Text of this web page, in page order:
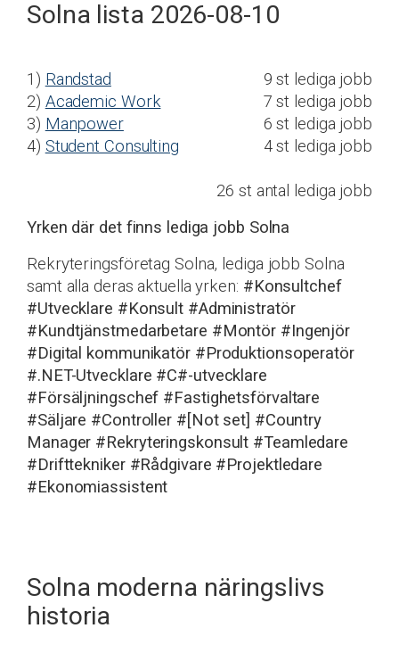
Solna lista 2026-08-10
1) Randstad
9 st lediga jobb
2) Academic Work
7 st lediga jobb
3) Manpower
6 st lediga jobb
4) Student Consulting 4 st lediga jobb
26 st antal lediga jobb
Yrken där det finns lediga jobb Solna
Rekryteringsföretag Solna, lediga jobb Solna
samt alla deras aktuella yrken: #Konsultchef
#Utvecklare #Konsult #Administratör
#Kundtjänstmedarbetare #Montör #Ingenjör
#Digital kommunikatör #Produktionsoperatör
#.NET-Utvecklare #C#-utvecklare
#Försäljningschef #Fastighetsförvaltare
#Säljare #Controller #[Not set] #Country
Manager #Rekryteringskonsult #Teamledare
#Drifttekniker #Rådgivare #Projektledare
#Ekonomiassistent
Solna moderna näringslivs
historia